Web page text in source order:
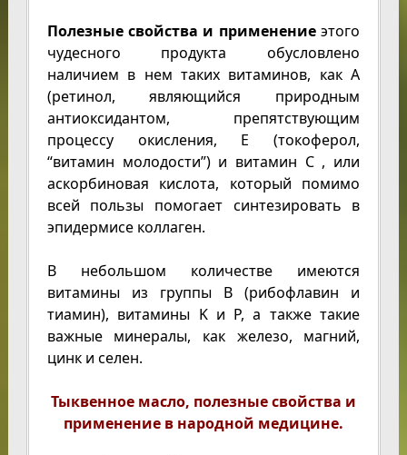
Полезные свойства и применениеэтого
чудесного продукта обусловлено
наличием в нем таких витаминов, как A
(ретинол, являющийся природным
антиоксидантом, препятствующим
процессу окисления, E (токоферол,
“витамин молодости”) и витамин C , или
аскорбиновая кислота, который помимо
всей пользы помогает синтезировать в
эпидермисе коллаген.
В небольшом количестве имеются
витамины из группы B (рибофлавин и
тиамин), витамины K и P, а также такие
важные минералы, как железо, магний,
цинк и селен.
Тыквенное масло, полезные свойства и
применение в народной медицине.